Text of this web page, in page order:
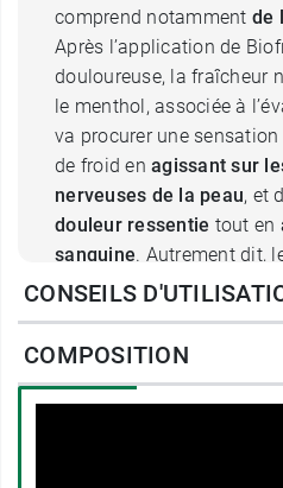
comprend notamment de
Après l’application de
douloureuse, la fraîcheur
le menthol, associée à
va procurer une
de froid en agissant sur
nerveuses de la peau, et
douleur ressentie tout en
sanguine. Autrement dit,
insensibiliser la douleur
Le Biofreeze effet
CONSEILS
COMPOSITION